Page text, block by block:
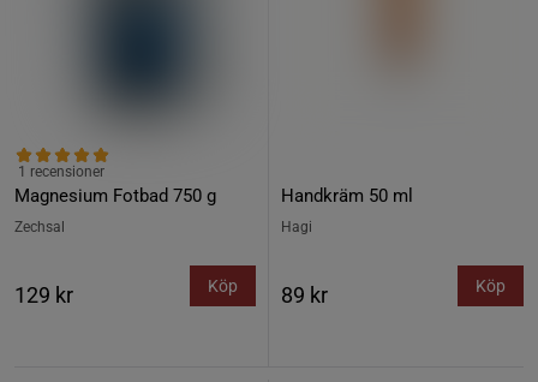
Magnesium Fotbad 750 g
1 recensioner
Zechsal
129 kr Köp
Handkräm 50 ml
Hagi
89 kr Köp